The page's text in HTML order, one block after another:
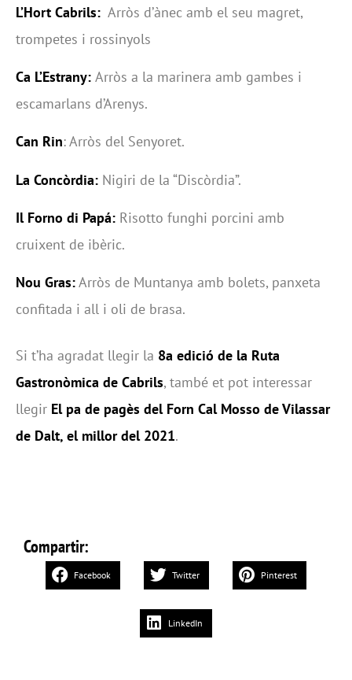
L’Hort Cabrils: Arròs d’ànec amb el seu magret,
trompetes i rossinyols
Ca L’Estrany: Arròs a la marinera amb gambes i
escamarlans d’Arenys.
Can Rin: Arròs del Senyoret.
La Concòrdia: Nigiri de la “Discòrdia”.
Il Forno di Papá: Risotto funghi porcini amb
cruixent de ibèric.
Nou Gras:Arròs de Muntanya amb bolets, panxeta
confitada i all i oli de brasa.
Si t’ha agradat llegir la 8a edició de la Ruta
Gastronòmica de Cabrils, també et pot interessar
llegir El pa de pagès del Forn Cal Mosso de Vilassar
de Dalt, el millor del 2021.
Compartir:
Facebook Twitter Pinterest
LinkedIn